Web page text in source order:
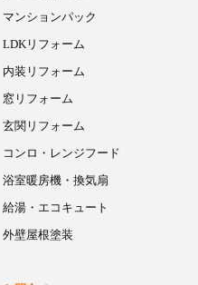
マンションパック
LDKリフォーム
内装リフォーム
窓リフォーム
玄関リフォーム
コンロ・レンジフード
浴室暖房機・換気扇
給湯・エコキュート
外壁屋根塗装